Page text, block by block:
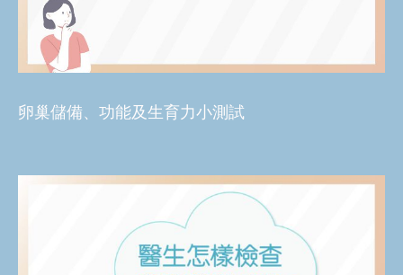
卵巢儲備、功能及生育力小測試